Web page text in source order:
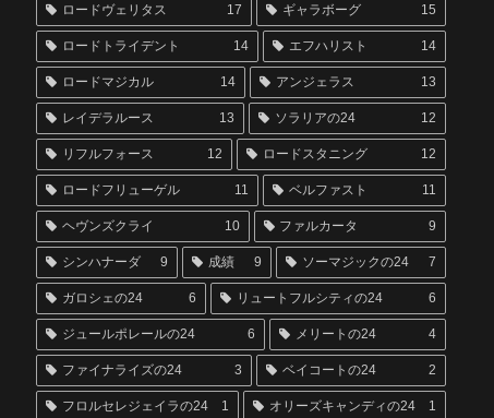
ロードヴェリタス 17 ギャラボーグ 15
ロードトライデント 14 エフハリスト 14
ロードマジカル 14 アンジェラス 13
レイデラルース 13 ソラリアの24 12
リフルフォース 12 ロードスタニング 12
ロードフリューゲル 11 ベルファスト 11
ヘヴンズクライ 10 ファルカータ 9
シンハナーダ 9 成績 9 ソーマジックの24 7
ガロシェの24 6 リュートフルシティの24 6
ジュールポレールの24 6 メリートの24 4
ファイナライズの24 3 ベイコートの24 2
フロルセレジェイラの24 1 オリーズキャンディの24 1